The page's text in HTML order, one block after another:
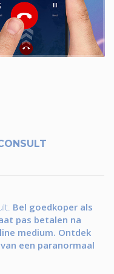
Bel goedkoper als
pas betalen na
medium. Ontdek
een paranormaal